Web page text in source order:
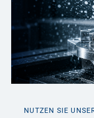
NUTZEN SIE